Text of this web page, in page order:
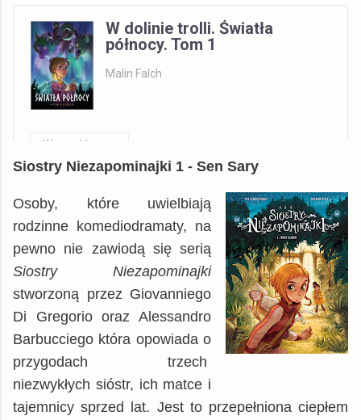
W dolinie trolli. Światła
północy. Tom 1
Malin Falch
Wszystkie
Allegro
książka
Gandalf.com.pl
książka
30,65 zł
TaniaKsiazka.pl
książka
30,66 zł
dadada.pl
książka
30,84 zł
tantis.pl
książka
31,99 zł
matfel.pl
34,14 zł
34,37 zł
gildia.pl
34,99 zł
Matras.pl
książka
swiatksiazki.pl książka
36,44 zł
Siostry Niezapominajki 1 - Sen Sary
Osoby, które uwielbiają
rodzinne komediodramaty, na
pewno nie zawiodą się serią
Siostry Niezapominajki
stworzoną przez Giovanniego
Di Gregorio oraz Alessandro
Barbucciego która opowiada o
przygodach trzech
niezwykłych sióstr, ich matce i
tajemnicy sprzed lat. Jest to przepełniona ciepłem